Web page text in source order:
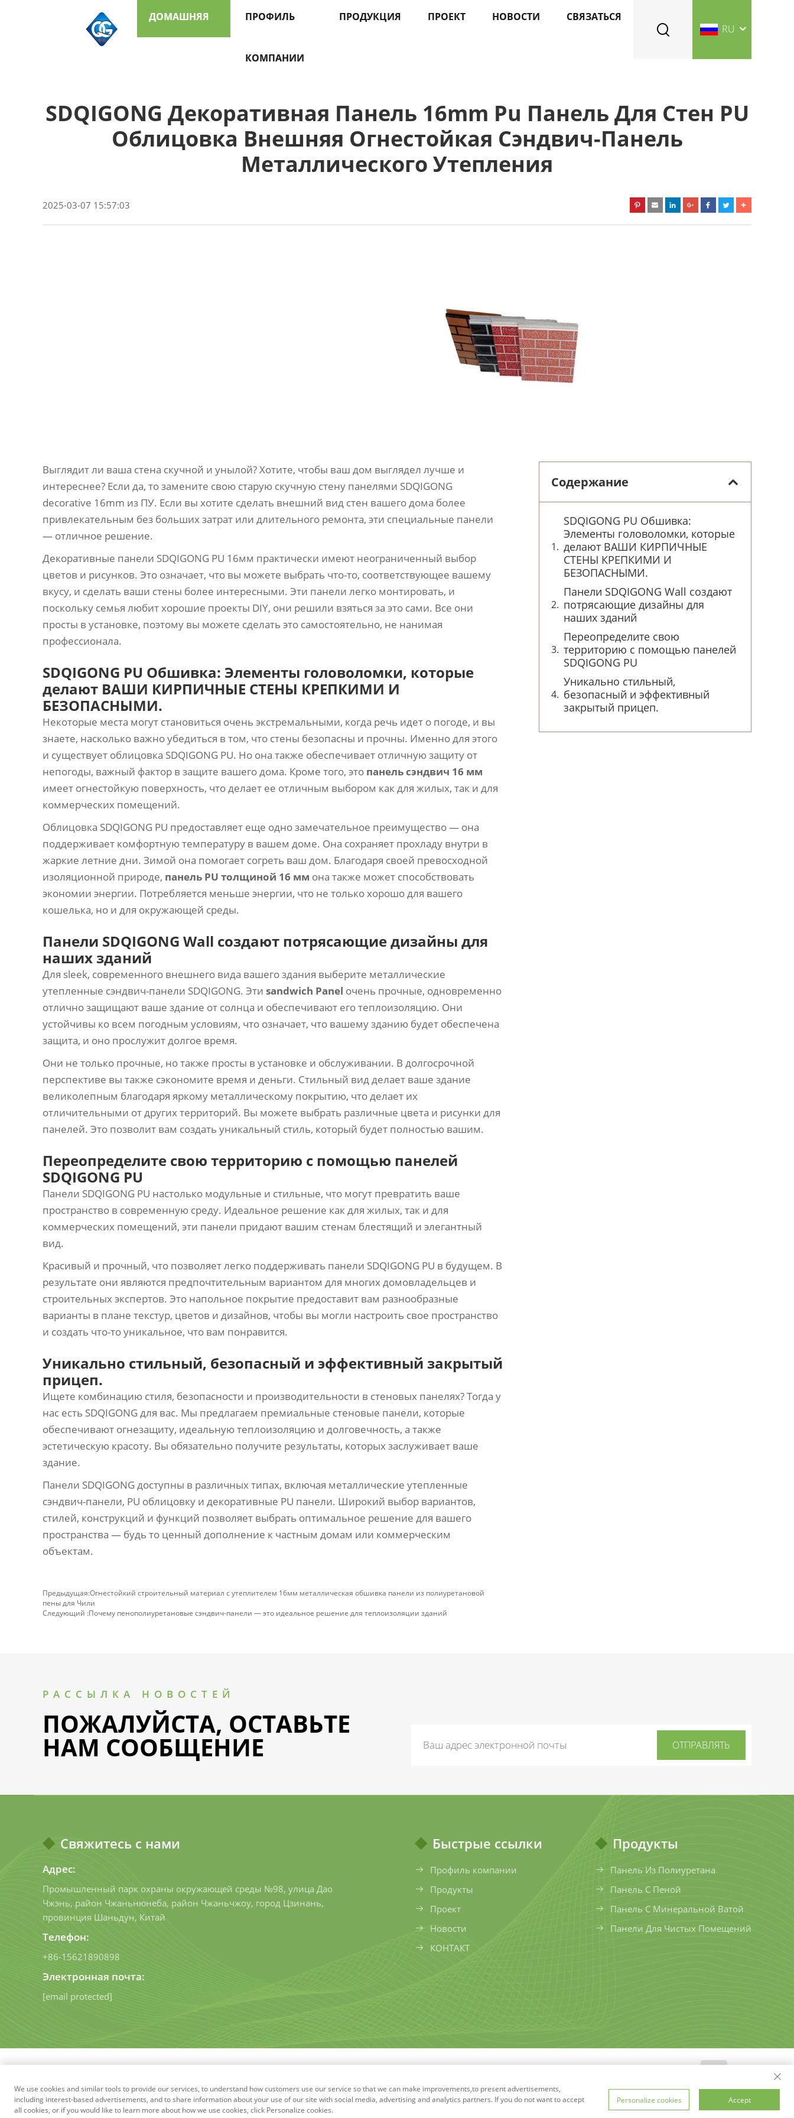
ДОМАШНЯЯ ПРОФИЛЬ
КОМПАНИИ
ПРОДУКЦИЯ ПРОЕКТ НОВОСТИ
СВЯЗАТЬСЯ
RU
SDQIGONG Декоративная Панель 16mm Pu Панель Для Стен PU
Облицовка Внешняя Огнестойкая Сэндвич-Панель
Металлического Утепления
2025-03-07 15:57:03
Выглядит ли ваша стена скучной и унылой? Хотите, чтобы ваш дом выглядел лучше и
интереснее? Если да, то замените свою старую скучную стену панелями SDQIGONG
decorative 16mm из ПУ. Если вы хотите сделать внешний вид стен вашего дома более
привлекательным без больших затрат или длительного ремонта, эти специальные панели
— отличное решение.
Декоративные панели SDQIGONG PU 16мм практически имеют неограниченный выбор
цветов и рисунков. Это означает, что вы можете выбрать что-то, соответствующее вашему
вкусу, и сделать ваши стены более интересными. Эти панели легко монтировать, и
поскольку семья любит хорошие проекты DIY, они решили взяться за это сами. Все они
просты в установке, поэтому вы можете сделать это самостоятельно, не нанимая
профессионала.
SDQIGONG PU Обшивка: Элементы головоломки, которые
делают ВАШИ КИРПИЧНЫЕ СТЕНЫ КРЕПКИМИ И
БЕЗОПАСНЫМИ.
Некоторые места могут становиться очень экстремальными, когда речь идет о погоде, и вы
знаете, насколько важно убедиться в том, что стены безопасны и прочны. Именно для этого
и существует облицовка SDQIGONG PU. Но она также обеспечивает отличную защиту от
непогоды, важный фактор в защите вашего дома. Кроме того, это панель сэндвич 16 мм
имеет огнестойкую поверхность, что делает ее отличным выбором как для жилых, так и для
коммерческих помещений.
Облицовка SDQIGONG PU предоставляет еще одно замечательное преимущество — она
поддерживает комфортную температуру в вашем доме. Она сохраняет прохладу внутри в
жаркие летние дни. Зимой она помогает согреть ваш дом. Благодаря своей превосходной
изоляционной природе, панель PU толщиной 16 мм она также может способствовать
экономии энергии. Потребляется меньше энергии, что не только хорошо для вашего
кошелька, но и для окружающей среды.
Панели SDQIGONG Wall создают потрясающие дизайны для
наших зданий
Для sleek, современного внешнего вида вашего здания выберите металлические
утепленные сэндвич-панели SDQIGONG. Эти sandwich Panel очень прочные, одновременно
отлично защищают ваше здание от солнца и обеспечивают его теплоизоляцию. Они
устойчивы ко всем погодным условиям, что означает, что вашему зданию будет обеспечена
защита, и оно прослужит долгое время.
Они не только прочные, но также просты в установке и обслуживании. В долгосрочной
перспективе вы также сэкономите время и деньги. Стильный вид делает ваше здание
великолепным благодаря яркому металлическому покрытию, что делает их
отличительными от других территорий. Вы можете выбрать различные цвета и рисунки для
панелей. Это позволит вам создать уникальный стиль, который будет полностью вашим.
Переопределите свою территорию с помощью панелей
SDQIGONG PU
Панели SDQIGONG PU настолько модульные и стильные, что могут превратить ваше
пространство в современную среду. Идеальное решение как для жилых, так и для
коммерческих помещений, эти панели придают вашим стенам блестящий и элегантный
вид.
Красивый и прочный, что позволяет легко поддерживать панели SDQIGONG PU в будущем. В
результате они являются предпочтительным вариантом для многих домовладельцев и
строительных экспертов. Это напольное покрытие предоставит вам разнообразные
варианты в плане текстур, цветов и дизайнов, чтобы вы могли настроить свое пространство
и создать что-то уникальное, что вам понравится.
Уникально стильный, безопасный и эффективный закрытый
прицеп.
Ищете комбинацию стиля, безопасности и производительности в стеновых панелях? Тогда у
нас есть SDQIGONG для вас. Мы предлагаем премиальные стеновые панели, которые
обеспечивают огнезащиту, идеальную теплоизоляцию и долговечность, а также
эстетическую красоту. Вы обязательно получите результаты, которых заслуживает ваше
здание.
Панели SDQIGONG доступны в различных типах, включая металлические утепленные
сэндвич-панели, PU облицовку и декоративные PU панели. Широкий выбор вариантов,
стилей, конструкций и функций позволяет выбрать оптимальное решение для вашего
пространства — будь то ценный дополнение к частным домам или коммерческим
объектам.
Предыдущая:Огнестойкий строительный материал с утеплителем 16мм металлическая обшивка панели из полиуретановой
пены для Чили
Следующий :Почему пенополиуретановые сэндвич-панели — это идеальное решение для теплоизоляции зданий
Содержание
SDQIGONG PU Обшивка:
Элементы головоломки, которые
делают ВАШИ КИРПИЧНЫЕ
СТЕНЫ КРЕПКИМИ И
БЕЗОПАСНЫМИ.
Панели SDQIGONG Wall создают
потрясающие дизайны для
наших зданий
Переопределите свою
территорию с помощью панелей
SDQIGONG PU
Уникально стильный,
безопасный и эффективный
закрытый прицеп.
РАССЫЛКА НОВОСТЕЙ
ПОЖАЛУЙСТА, ОСТАВЬТЕ
НАМ СООБЩЕНИЕ
Свяжитесь с нами
Адрес:
Промышленный парк охраны окружающей среды №98, улица Дао
Чжэнь, район Чжаньнюнеба, район Чжаньчжоу, город Цзинань,
провинция Шаньдун, Китай
Телефон:
+86-15621890898
Электронная почта:
[email protected]
Быстрые ссылки
Профиль компании
Продукты
Проект
Новости
КОНТАКТ
Продукты
Панель Из Полиуретана
Панель С Пеной
Панель С Минеральной Ватой
Панели Для Чистых Помещений
конфиденциальности Блог
We use cookies and similar tools to provide our services, to understand how customers use our service so that we can make improvements,to present advertisements,
including interest-based advertisements, and to share information about your use of our site with social media, advertising and analytics partners. If you do not want to accept
all cookies, or if you would like to learn more about how we use cookies, click Personalize cookies.
Personalize cookies Accept